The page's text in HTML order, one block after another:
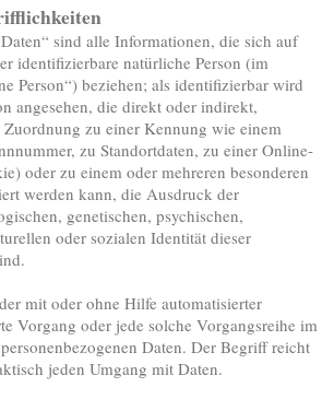
sind alle Informationen, die sich auf
identifizierbare natürliche Person (im
Person“) beziehen; als identifizierbar wird
angesehen, die direkt oder indirekt,
Zuordnung zu einer Kennung wie einem
zu Standortdaten, zu einer Online-
oder zu einem oder mehreren besonderen
werden kann, die Ausdruck der
genetischen, psychischen,
oder sozialen Identität dieser
mit oder ohne Hilfe automatisierter
Vorgang oder jede solche Vorgangsreihe im
Daten. Der Begriff reicht
jeden Umgang mit Daten.